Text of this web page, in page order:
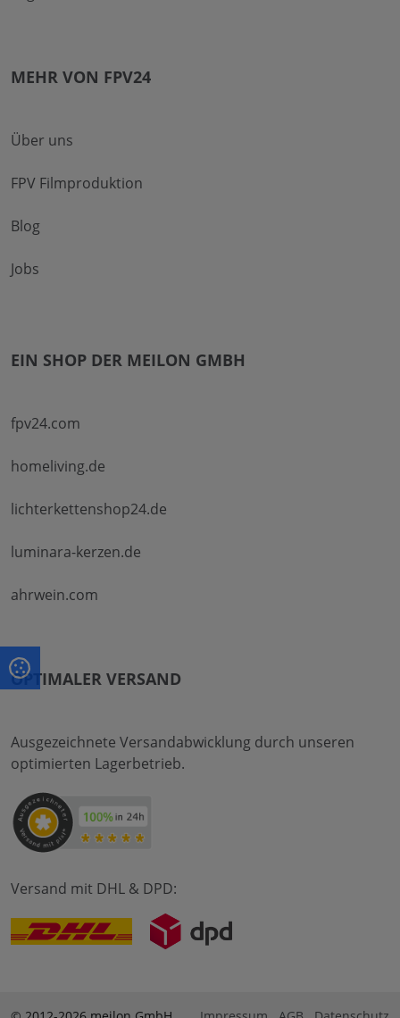
MEHR VON FPV24
Über uns
FPV Filmproduktion
Blog
Jobs
EIN SHOP DER MEILON GMBH
fpv24.com
homeliving.de
lichterkettenshop24.de
luminara-kerzen.de
ahrwein.com
OPTIMALER VERSAND
Ausgezeichnete Versandabwicklung durch unseren
optimierten Lagerbetrieb.
Versand mit DHL & DPD: